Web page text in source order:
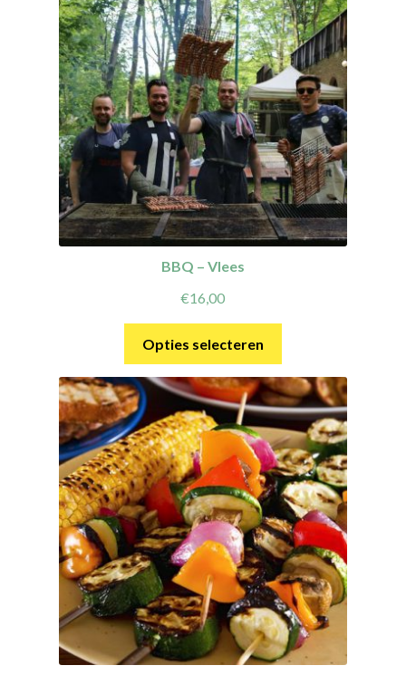
BBQ – Vlees
€16,00
Opties selecteren